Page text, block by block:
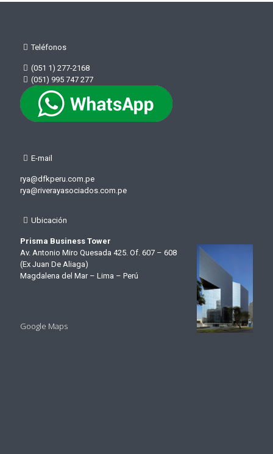
Teléfonos
(051 1) 277-2168
(051) 995 747 277
E-mail
rya@dfkperu.com.pe
rya@riverayasociados.com.pe
Ubicación
Prisma Business Tower
Av. Antonio Miro Quesada 425. Of. 607 – 608
(Ex Juan De Aliaga)
Magdalena del Mar – Lima – Perú
Google Maps